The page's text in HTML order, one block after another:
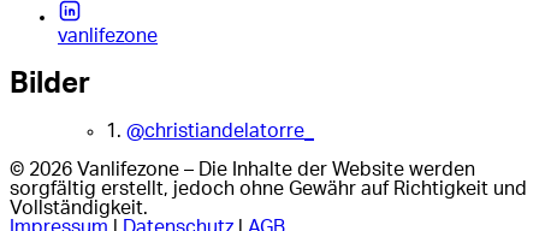
vanlifezone
Bilder
1. @christiandelatorre_
© 2026 Vanlifezone – Die Inhalte der Website werden
sorgfältig erstellt, jedoch ohne Gewähr auf Richtigkeit und
Vollständigkeit.